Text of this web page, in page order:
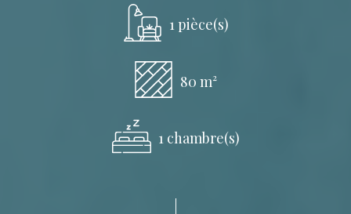
1 pièce(s)
80 m²
1 chambre(s)